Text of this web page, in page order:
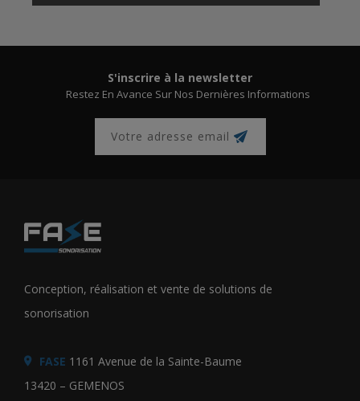
S'inscrire à la newsletter
Restez En Avance Sur Nos Dernières Informations
Conception, réalisation et vente de solutions de
sonorisation
FASE 1161 Avenue de la Sainte-Baume
13420 – GEMENOS